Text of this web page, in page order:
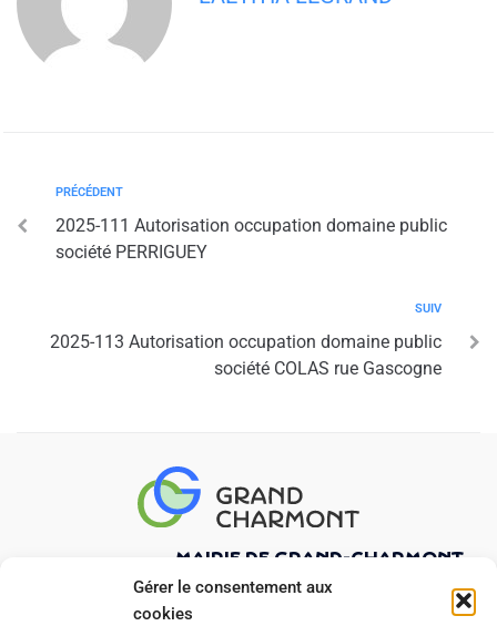
Gérer le consentement aux
cookies
PRÉCÉDENT
2025-111 Autorisation occupation domaine public
société PERRIGUEY
SUIV
2025-113 Autorisation occupation domaine public
société COLAS rue Gascogne
Mairie de Grand-Charmont
21 rue Pierre Curie
25200 GRAND-CHARMONT